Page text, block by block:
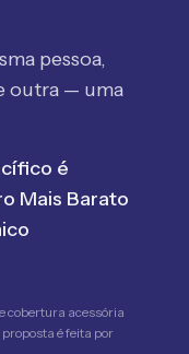
pessoa,
outra — uma
é
Mais Barato
cobertura acessória
é feita por